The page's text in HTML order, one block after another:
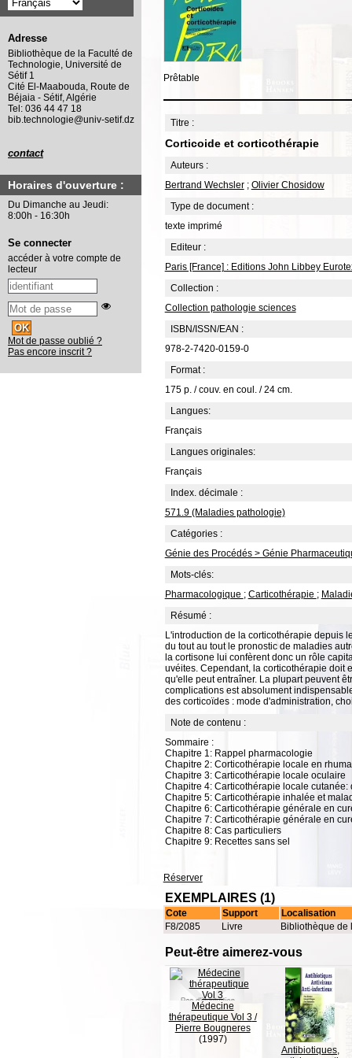
Prêtable
Titre :
Corticoide et corticothérapie
Auteurs :
Bertrand Wechsler; Olivier Chosidow
Type de document :
texte imprimé
Editeur :
Paris [France] : Editions John Libbey
Collection :
Collection pathologie sciences
ISBN/ISSN/EAN :
978-2-7420-0159-0
Format :
175 p. / couv. en coul. / 24 cm.
Langues:
Français
Langues originales:
Français
Index. décimale :
571.9 (Maladies pathologie)
Catégories :
Génie des Procédés > Génie
Mots-clés:
Pharmacologique ; Carticothérapie ;
Résumé :
L'introduction de la corticothérapie depuis
du tout au tout le pronostic de maladies
la cortisone lui confèrent donc un rôle
uvéites. Cependant, la corticothérapie doit
qu'elle peut entraîner. La plupart peuvent
complications est absolument
des corticoïdes : mode d'administration,
Note de contenu :
Sommaire :
Chapitre 1: Rappel pharmacologie
Chapitre 2: Corticothérapie locale en
Chapitre 3: Carticothérapie locale oculaire
Chapitre 4: Carticothérapie locale cutanée:
Chapitre 5: Carticothérapie inhalée et
Chapitre 6: Carticothérapie générale en
Chapitre 7: Carticothérapie générale en
Chapitre 8: Cas particuliers
Chapitre 9: Recettes sans sel
Réserver
EXEMPLAIRES (1)
Cote Support
Localisation
F8/2085
Livre Bibliothèque de
Peut-être aimerez-vous
Médecine
thérapeutique Vol 3/
Pierre Bougneres
(1997)
Antibiotiques,
Adresse
Bibliothèque de la Faculté de
Technologie, Université de
Sétif 1
Cité El-Maabouda, Route de
Béjaia - Sétif, Algérie
Tel: 036 44 47 18
bib.technologie@univ-setif.dz
contact
Horaires d'ouverture :
Du Dimanche au Jeudi:
8:00h - 16:30h
Se connecter
accéder à votre compte de
lecteur
Mot de passe oublié ?
Pas encore inscrit ?